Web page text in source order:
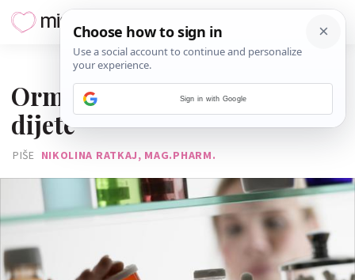
Ormarić s lijekovima za vaše
dijete
PIŠE NIKOLINA RATKAJ, MAG.PHARM.
Sign in with Google